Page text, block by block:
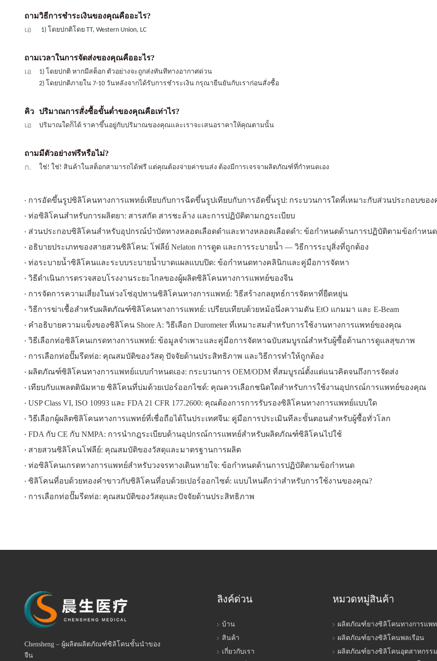
ถามวิธีการชำระเงินของคุณคืออะไร?
เอ
1) โดยปกติโดย TT, Western Union, LC
ถามเวลาในการจัดส่งของคุณคืออะไร?
เอ
1) โดยปกติ หากมีสต็อก ตัวอย่างจะถูกส่งทันทีทางอากาศด่วน
2) โดยปกติภายใน 7-10 วันหลังจากได้รับการชำระเงิน กรุณายืนยันกับเราก่อนสั่งซื้อ
คิว
ปริมาณการสั่งซื้อขั้นต่ำของคุณคือเท่าไร?
เอ
ปริมาณใดก็ได้ ราคาขึ้นอยู่กับปริมาณของคุณและเราจะเสนอราคาให้คุณตามนั้น
ถามมีตัวอย่างฟรีหรือไม่?
ก.
ใช่! ใช่! สินค้าในสต็อกสามารถได้ฟรี แต่คุณต้องจ่ายค่าขนส่ง ต้องมีการเจรจาผลิตภัณฑ์ที่กำหนดเอง
การอัดขึ้นรูปซิลิโคนทางการแพทย์เทียบกับการฉีดขึ้นรูปเทียบกับการอัดขึ้นรูป: กระบวนการใดที่เหมาะกับส่วนประกอบขอ
ท่อซิลิโคนสำหรับการผลิตยา: สารสกัด สารชะล้าง และการปฏิบัติตามกฎระเบียบ
ส่วนประกอบซิลิโคนสำหรับอุปกรณ์บำบัดทางหลอดเลือดดำและทางหลอดเลือดดำ: ข้อกำหนดด้านการปฏิบัติตามข้อกำหนด
อธิบายประเภทของสายสวนซิลิโคน: โฟลีย์ Nelaton การดูด และการระบายน้ำ — วิธีการระบุสิ่งที่ถูกต้อง
ท่อระบายน้ำซิลิโคนและระบบระบายน้ำบาดแผลแบบปิด: ข้อกำหนดทางคลินิกและคู่มือการจัดหา
วิธีดำเนินการตรวจสอบโรงงานระยะไกลของผู้ผลิตซิลิโคนทางการแพทย์ของจีน
การจัดการความเสี่ยงในห่วงโซ่อุปทานซิลิโคนทางการแพทย์: วิธีสร้างกลยุทธ์การจัดหาที่ยืดหยุ่น
วิธีการฆ่าเชื้อสำหรับผลิตภัณฑ์ซิลิโคนทางการแพทย์: เปรียบเทียบด้วยหม้อนึ่งความดัน EtO แกมมา และ E-Beam
คำอธิบายความแข็งของซิลิโคน Shore A: วิธีเลือก Durometer ที่เหมาะสมสำหรับการใช้งานทางการแพทย์ของคุณ
วิธีเลือกท่อซิลิโคนเกรดทางการแพทย์: ข้อมูลจำเพาะและคู่มือการจัดหาฉบับสมบูรณ์สำหรับผู้ซื้อด้านการดูแลสุขภาพ
การเลือกท่อปั๊มรีดท่อ: คุณสมบัติของวัสดุ ปัจจัยด้านประสิทธิภาพ และวิธีการทำให้ถูกต้อง
ผลิตภัณฑ์ซิลิโคนทางการแพทย์แบบกำหนดเอง: กระบวนการ OEM/ODM ที่สมบูรณ์ตั้งแต่แนวคิดจนถึงการจัดส่ง
เทียบกับแพลตตินัมหาย ซิลิโคนที่บ่มด้วยเปอร์ออกไซด์: คุณควรเลือกชนิดใดสำหรับการใช้งานอุปกรณ์การแพทย์ของคุณ
USP Class VI, ISO 10993 และ FDA 21 CFR 177.2600: คุณต้องการการรับรองซิลิโคนทางการแพทย์แบบใด
วิธีเลือกผู้ผลิตซิลิโคนทางการแพทย์ที่เชื่อถือได้ในประเทศจีน: คู่มือการประเมินทีละขั้นตอนสำหรับผู้ซื้อทั่วโลก
FDA กับ CE กับ NMPA: การนำกฎระเบียบด้านอุปกรณ์การแพทย์สำหรับผลิตภัณฑ์ซิลิโคนไปใช้
สายสวนซิลิโคนโฟลีย์: คุณสมบัติของวัสดุและมาตรฐานการผลิต
ท่อซิลิโคนเกรดทางการแพทย์สำหรับวงจรทางเดินหายใจ: ข้อกำหนดด้านการปฏิบัติตามข้อกำหนด
ซิลิโคนที่อบด้วยทองคำขาวกับซิลิโคนที่อบด้วยเปอร์ออกไซด์: แบบไหนดีกว่าสำหรับการใช้งานของคุณ?
การเลือกท่อปั๊มรีดท่อ: คุณสมบัติของวัสดุและปัจจัยด้านประสิทธิภาพ
Chensheng – ผู้ผลิตผลิตภัณฑ์ซิลิโคนชั้นนำของ
จีน
ลิงค์ด่วน
บ้าน
สินค้า
เกี่ยวกับเรา
หมวดหมู่สินค้า
ผลิตภัณฑ์ยางซิลิโคนทางการแพ
ผลิตภัณฑ์ยางซิลิโคนพลเรือน
ผลิตภัณฑ์ยางซิลิโคนอุตสาหกรรม